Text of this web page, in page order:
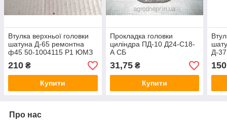
Втулка верхньої головки
шатуна Д-65 ремонтна
ф45 50-1004115 Р1 ЮМЗ
210 ₴
Купити
Прокладка головки
циліндра ПД-10 Д24-С18-
А СБ
31,75₴
Купити
Д-
Т-
Про нас